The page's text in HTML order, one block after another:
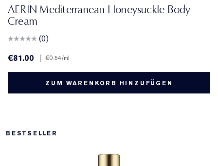
AERIN Mediterranean Honeysuckle Body
Cream
(0)
€81.00
€0.54/ml
ZUM WARENKORB HINZUFÜGEN
BESTSELLER